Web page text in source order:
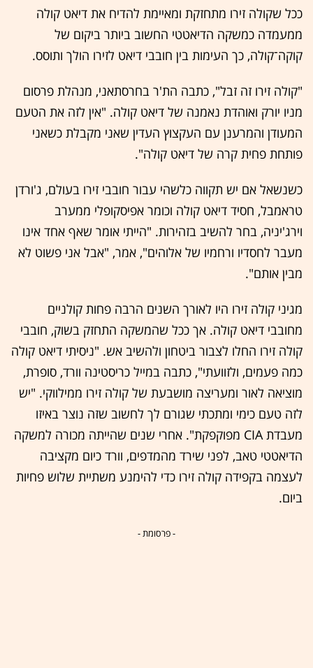
ככל שקולה זירו מתחזקת ומאיימת להדיח את דיאט קולה
ממעמדה כמשקה הדיאטטי החשוב ביותר ביקום של
קוקה־קולה, כך העימות בין חובבי דיאט לזירו הולך ותוסס.
"קולה זירו זה זבל", כתבה הת'ר בחרסתאני, מנהלת פרסום
מניו יורק ואוהדת נאמנה של דיאט קולה. "אין לזה את הטעם
המעודן והמרענן עם העקצוץ העדין שאני מקבלת כשאני
פותחת פחית קרה של דיאט קולה".
כשנשאל אם יש תקווה כלשהי עבור חובבי זירו בעולם, ג'ורדן
טראמבל, חסיד דיאט קולה וכומר אפיסקופלי ממערב
וירג'יניה, בחר להשיב בזהירות. "הייתי אומר שאף אחד אינו
מעבר לחסדיו ורחמיו של אלוהים", אמר, "אבל אני פשוט לא
מבין אותם".
מגיני קולה זירו היו לאורך השנים הרבה פחות קולניים
מחובבי דיאט קולה. אך ככל שהמשקה התחזק בשוק, חובבי
קולה זירו החלו לצבור ביטחון ולהשיב אש. "ניסיתי דיאט קולה
כמה פעמים, ולזוועתי", כתבה במייל כריסטינה וורד, סופרת,
מוציאה לאור ומעריצה מושבעת של קולה זירו ממילווקי. "יש
לזה טעם כימי ומתכתי שגורם לך לחשוב שזה נוצר באיזו
מעבדת CIA מפוקפקת". אחרי שנים שהייתה מכורה למשקה
הדיאטטי טאב, לפני שירד מהמדפים, וורד כיום מקציבה
לעצמה בקפידה קולה זירו כדי להימנע משתיית שלוש פחיות
ביום.
- פרסומת -